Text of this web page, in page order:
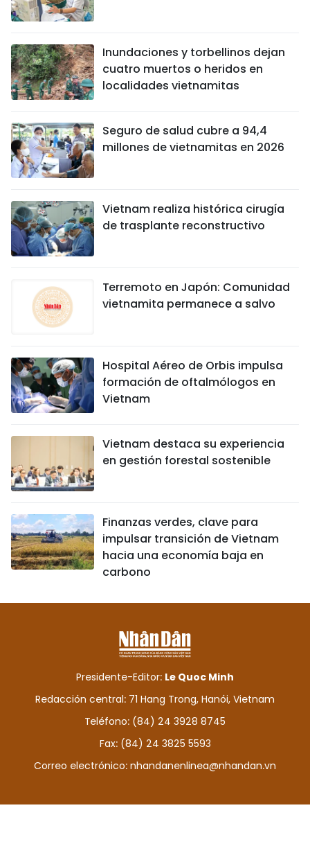
Inundaciones y torbellinos dejan
cuatro muertos o heridos en
localidades vietnamitas
Seguro de salud cubre a 94,4
millones de vietnamitas en 2026
Vietnam realiza histórica cirugía
de trasplante reconstructivo
Terremoto en Japón: Comunidad
vietnamita permanece a salvo
Hospital Aéreo de Orbis impulsa
formación de oftalmólogos en
Vietnam
Vietnam destaca su experiencia
en gestión forestal sostenible
Finanzas verdes, clave para
impulsar transición de Vietnam
hacia una economía baja en
carbono
Presidente-Editor: Le Quoc Minh
Redacción central: 71 Hang Trong, Hanói, Vietnam
Teléfono: (84) 24 3928 8745
Fax: (84) 24 3825 5593
Correo electrónico: nhandanenlinea@nhandan.vn